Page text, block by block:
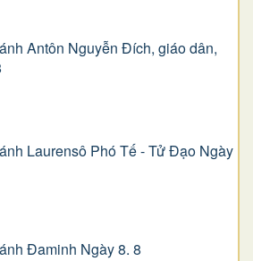
Antôn Nguyễn Ðích, giáo dân,
Laurensô Phó Tế - Tử Đạo Ngày
Đaminh Ngày 8. 8